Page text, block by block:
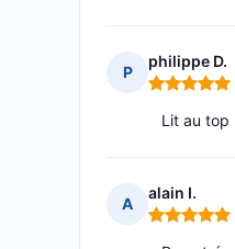
P
philippe D.
Note : 5 sur
Lit au top
A
alain I.
Note : 5 sur